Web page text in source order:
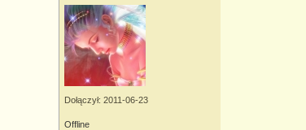
Dołączył: 2011-06-23
Offline